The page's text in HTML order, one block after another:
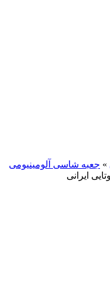
» جعبه شاسی آلومینیومی